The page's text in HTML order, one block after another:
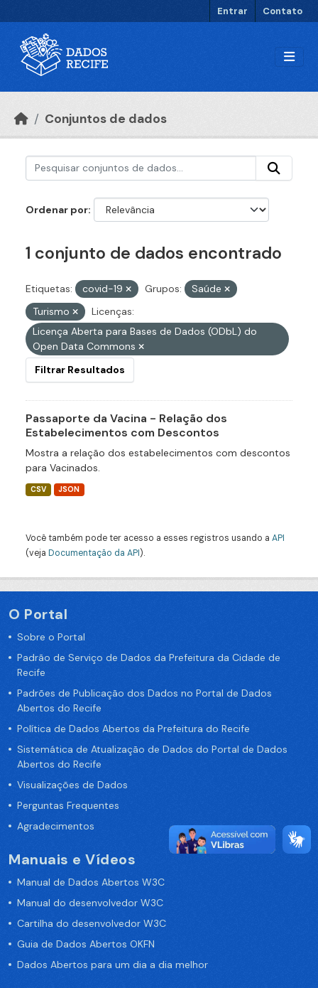
Entrar Contato
Conjuntos de dados
Ordenar por
1 conjunto de dados encontrado
Etiquetas: covid-19 Grupos:
Saúde
Turismo
Licenças:
Licença Aberta para Bases de Dados (ODbL) do
Open Data Commons
Filtrar Resultados
Passaporte da Vacina - Relação dos
Estabelecimentos com Descontos
Mostra a relação dos estabelecimentos com descontos
para Vacinados.
CSV JSON
Você também pode ter acesso a esses registros usando a API
(veja Documentação da API).
O Portal
Sobre o Portal
Padrão de Serviço de Dados da Prefeitura da Cidade de
Recife
Padrões de Publicação dos Dados no Portal de Dados
Abertos do Recife
Política de Dados Abertos da Prefeitura do Recife
Sistemática de Atualização de Dados do Portal de Dados
Abertos do Recife
Visualizações de Dados
Perguntas Frequentes
Agradecimentos
Manuais e Vídeos
Manual de Dados Abertos W3C
Manual do desenvolvedor W3C
Cartilha do desenvolvedor W3C
Guia de Dados Abertos OKFN
Dados Abertos para um dia a dia melhor